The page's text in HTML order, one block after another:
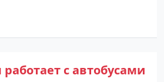
с автобусами